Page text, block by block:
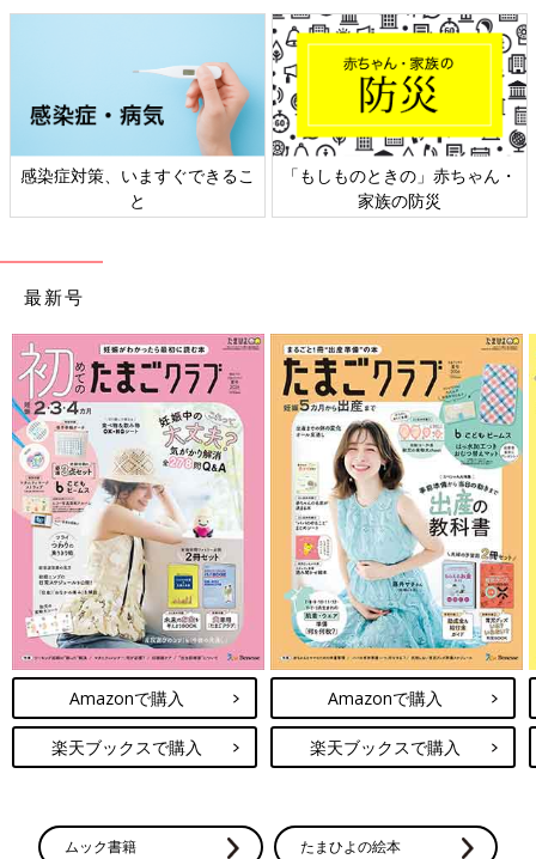
きの」赤ちゃん・
日本外来小児科学会リーフレッ
六星占術 細
最新号
Amazonで購入
楽天ブックスで購入
Amazonで購入
楽天ブックスで購入
ムック書籍 たまひよの絵本